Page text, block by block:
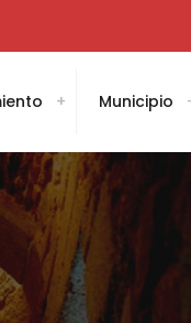
Municipio